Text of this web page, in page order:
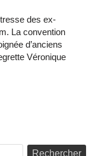
des ex-
La convention
d’anciens
Véronique
Rechercher